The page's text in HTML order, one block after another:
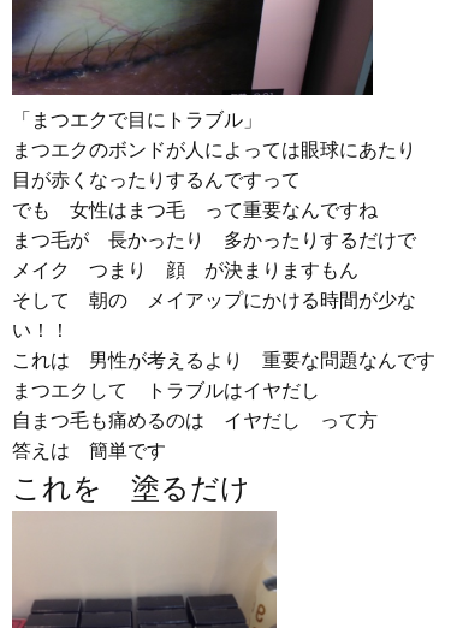
「まつエクで目にトラブル」
まつエクのボンドが人によっては眼球にあたり
目が赤くなったりするんですって
でも 女性はまつ毛 って重要なんですね
まつ毛が 長かったり 多かったりするだけで
メイク つまり 顔 が決まりますもん
そして 朝の メイアップにかける時間が少な
い！！
これは 男性が考えるより 重要な問題なんです
まつエクして トラブルはイヤだし
自まつ毛も痛めるのは イヤだし って方
答えは 簡単です
これを 塗るだけ